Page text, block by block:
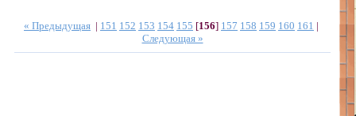
« Предыдущая | 151 152 153 154 155 [156] 157 158 159 160 161 |
Следующая »